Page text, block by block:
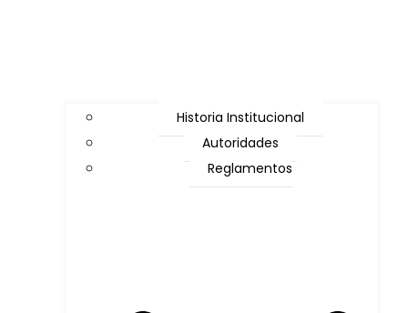
Historia Institucional
Autoridades
Reglamentos